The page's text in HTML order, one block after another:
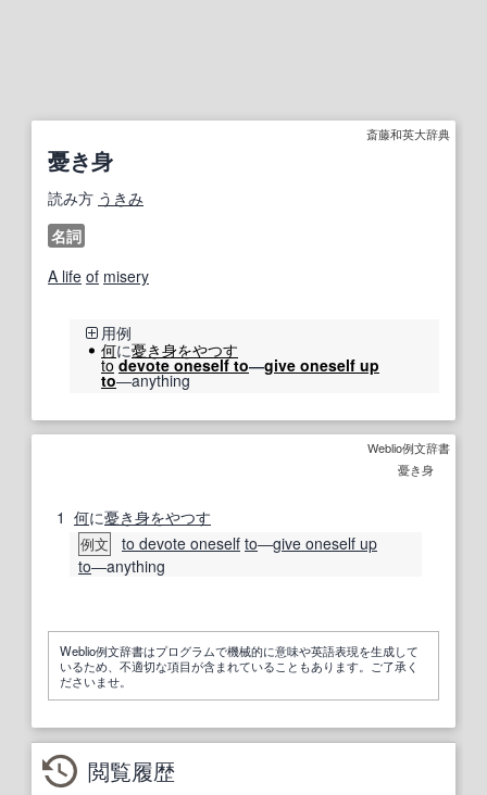
斎藤和英大辞典
憂き身
読み方 うきみ
名詞
A life of misery
用例
何に憂き身をやつす
to devote oneself to―give oneself up
to―anything
Weblio例文辞書
憂き身
1 何に憂き身をやつす
例文 to devote oneself to―give oneself up
to―anything
Weblio例文辞書はプログラムで機械的に意味や英語表現を生成して
いるため、不適切な項目が含まれていることもあります。ご了承く
ださいませ。
閲覧履歴